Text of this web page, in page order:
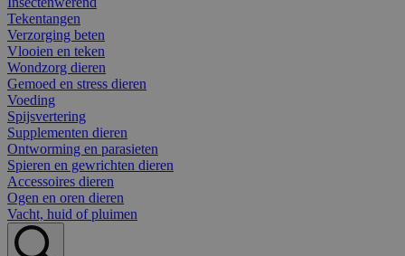
Tekentangen
Verzorging beten
Vlooien en teken
Wondzorg dieren
Gemoed en stress dieren
Voeding
Spijsvertering
Supplementen dieren
Ontworming en parasieten
Spieren en gewrichten dieren
Accessoires dieren
Ogen en oren dieren
Vacht, huid of pluimen